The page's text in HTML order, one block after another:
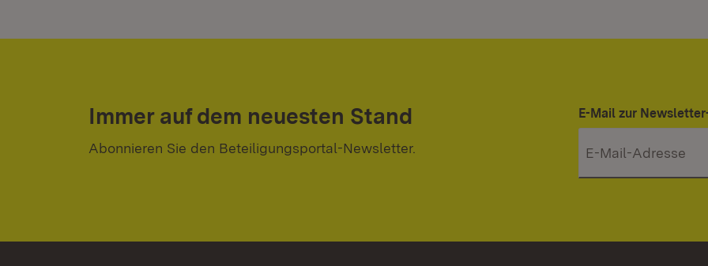
Immer auf dem neuesten Stand
Abonnieren Sie den Beteiligungsportal-Newsletter.
E-Mail zur